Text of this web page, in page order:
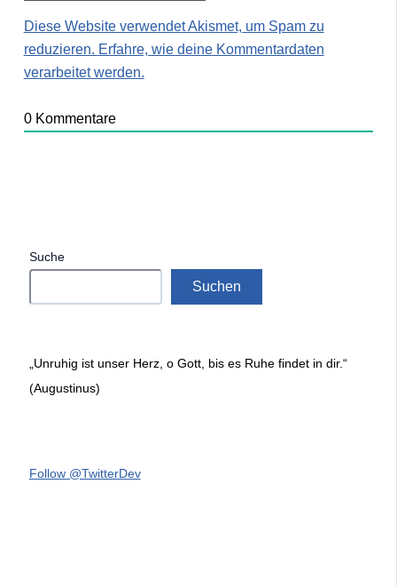
Diese Website verwendet Akismet, um Spam zu
reduzieren. Erfahre, wie deine Kommentardaten
verarbeitet werden.
0Kommentare
Suche
Suchen
„Unruhig ist unser Herz, o Gott, bis es Ruhe findet in dir.“
(Augustinus)
Follow @TwitterDev